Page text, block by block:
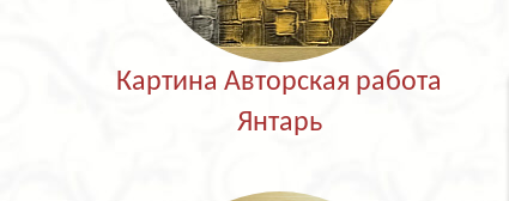
Картина Авторская работа
Янтарь